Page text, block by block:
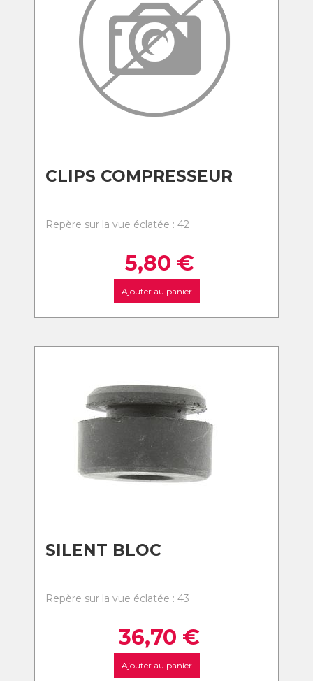
CLIPS COMPRESSEUR
Repère sur la vue éclatée : 42
5,80 €
Ajouter au panier
SILENT BLOC
Repère sur la vue éclatée : 43
36,70 €
Ajouter au panier